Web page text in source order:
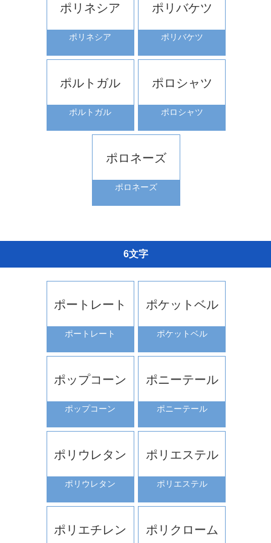
ポリネシア
ポリネシア
ポリバケツ
ポリバケツ
ポルトガル
ポルトガル
ポロシャツ
ポロシャツ
ポロネーズ
ポロネーズ
6文字
ポートレート
ポートレート
ポケットベル
ポケットベル
ポップコーン
ポップコーン
ポニーテール
ポニーテール
ポリウレタン
ポリウレタン
ポリエステル
ポリエステル
ポリエチレン ポリクローム